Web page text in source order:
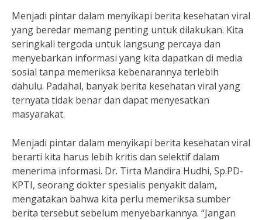
Menjadi pintar dalam menyikapi berita kesehatan viral
yang beredar memang penting untuk dilakukan. Kita
seringkali tergoda untuk langsung percaya dan
menyebarkan informasi yang kita dapatkan di media
sosial tanpa memeriksa kebenarannya terlebih
dahulu. Padahal, banyak berita kesehatan viral yang
ternyata tidak benar dan dapat menyesatkan
masyarakat.
Menjadi pintar dalam menyikapi berita kesehatan viral
berarti kita harus lebih kritis dan selektif dalam
menerima informasi. Dr. Tirta Mandira Hudhi, Sp.PD-
KPTI, seorang dokter spesialis penyakit dalam,
mengatakan bahwa kita perlu memeriksa sumber
berita tersebut sebelum menyebarkannya. “Jangan